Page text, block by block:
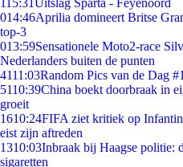
115:31Uitslag Sparta - Feyenoord
014:46Aprilia domineert Britse
top-3
013:59Sensationele Moto2-race
Nederlanders buiten de punten
4111:03Random Pics van de Dag
5110:39China boekt doorbraak in
groeit
1610:24FIFA ziet kritiek op
eist zijn aftreden
1310:03Inbraak bij Haagse politie:
sigaretten